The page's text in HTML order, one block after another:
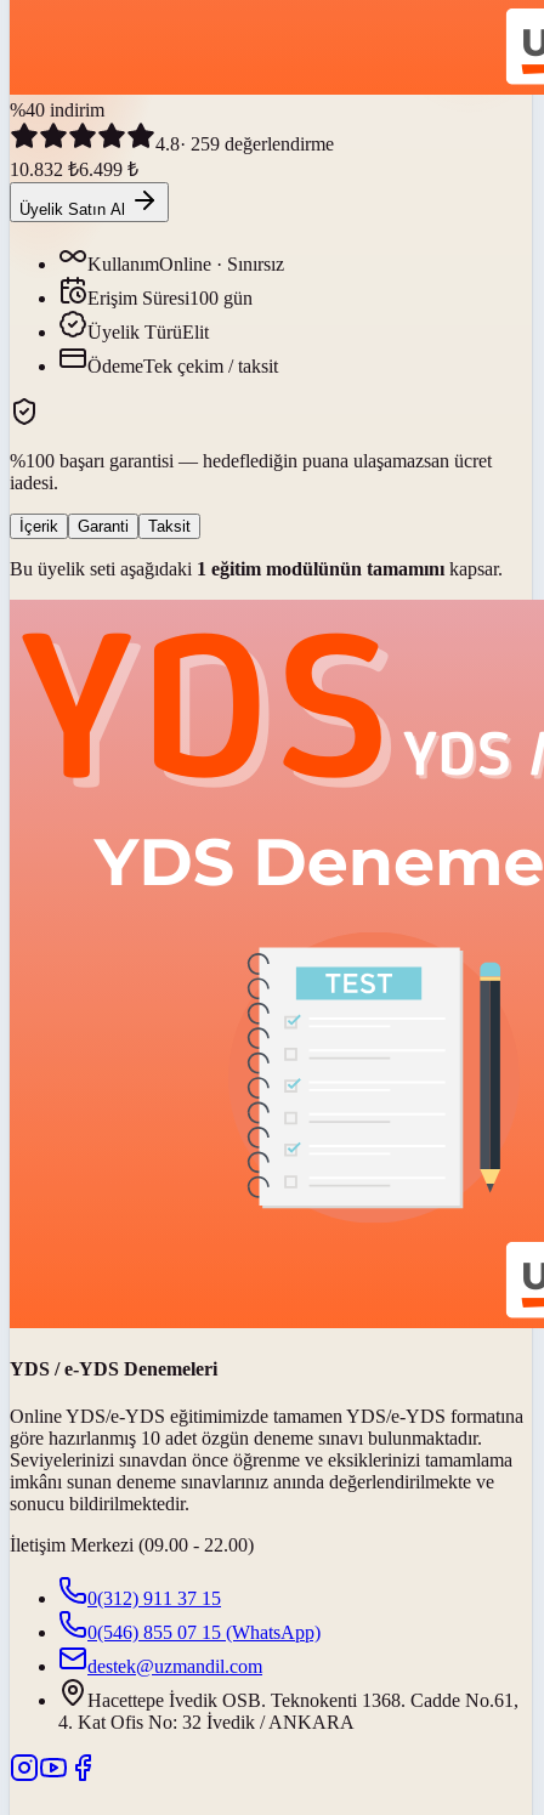
%40 indirim
4.8· 259 değerlendirme
10.832 ₺6.499 ₺
Üyelik Satın Al
KullanımOnline · Sınırsız
Erişim Süresi100 gün
Üyelik TürüElit
ÖdemeTek çekim / taksit
%100 başarı garantisi — hedeflediğin puana ulaşamazsan ücret
iadesi.
İçerik Garanti Taksit
Bu üyelik seti aşağıdaki 1 eğitim modülünün tamamını kapsar.
YDS / e-YDS Denemeleri
Online YDS/e-YDS eğitimimizde tamamen YDS/e-YDS formatına
göre hazırlanmış 10 adet özgün deneme sınavı bulunmaktadır.
Seviyelerinizi sınavdan önce öğrenme ve eksiklerinizi tamamlama
imkânı sunan deneme sınavlarınız anında değerlendirilmekte ve
sonucu bildirilmektedir.
İletişim Merkezi (09.00 - 22.00)
0(312) 911 37 15
0(546) 855 07 15 (WhatsApp)
destek@uzmandil.com
Hacettepe İvedik OSB. Teknokenti 1368. Cadde No.61,
4. Kat Ofis No: 32 İvedik / ANKARA